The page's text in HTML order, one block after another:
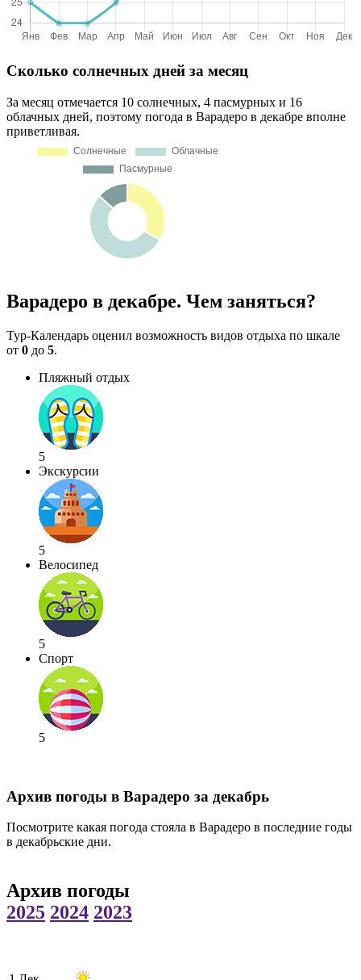
Сколько солнечных дней за месяц
За месяц отмечается 10 солнечных, 4 пасмурных и 16
облачных дней, поэтому погода в Варадеро в декабре вполне
приветливая.
Варадеро в декабре. Чем заняться?
Тур-Календарь оценил возможность видов отдыха по шкале
от 0 до 5.
Пляжный отдых
5
Экскурсии
5
Велосипед
5
Спорт
5
Архив погоды в Варадеро за декабрь
Посмотрите какая погода стояла в Варадеро в последние годы
в декабрьские дни.
Архив погоды
2025 2024 2023